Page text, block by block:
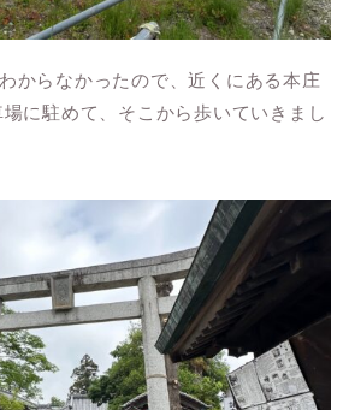
からなかったので、近くにある本庄
に駐めて、そこから歩いていきまし